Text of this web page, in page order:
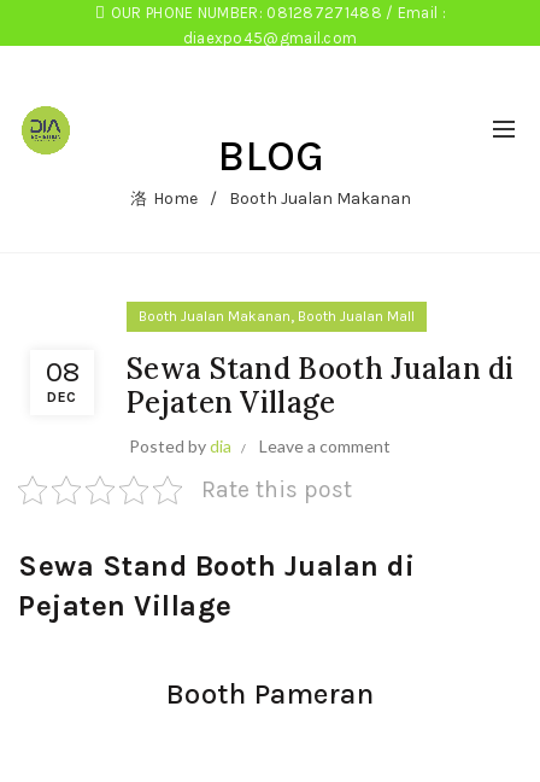
OUR PHONE NUMBER: 081287271488 / Email :
diaexpo45@gmail.com
BLOG
Home Booth Jualan Makanan
08
DEC
Booth Jualan Makanan, Booth Jualan Mall
Sewa Stand Booth Jualan di
Pejaten Village
Posted bydia Leave a comment
Rate this post
Sewa Stand Booth Jualan di
Pejaten Village
Booth Pameran